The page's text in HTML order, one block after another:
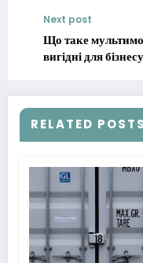
Next post
Що таке
вигідні для бізнесу
RELATED POSTS